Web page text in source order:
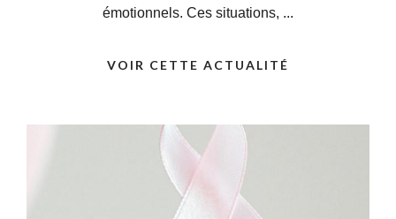
émotionnels. Ces situations, ...
VOIR CETTE ACTUALITÉ